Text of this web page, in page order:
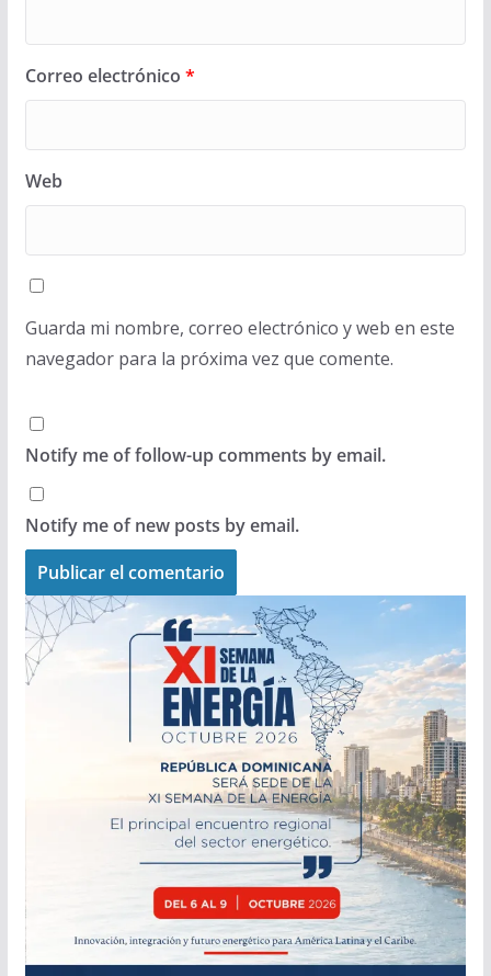
Correo electrónico *
Web
Guarda mi nombre, correo electrónico y web en este
navegador para la próxima vez que comente.
Notify me of follow-up comments by email.
Notify me of new posts by email.